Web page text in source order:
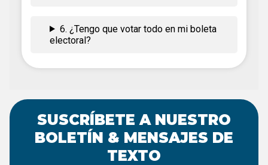
6. ¿Tengo que votar todo en mi boleta
electoral?
SUSCRÍBETE A NUESTRO
BOLETÍN & MENSAJES DE
TEXTO